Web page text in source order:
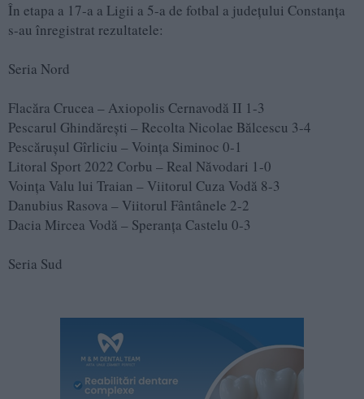
În etapa a 17-a a Ligii a 5-a de fotbal a județului Constanța
s-au înregistrat rezultatele:
Seria Nord
Flacăra Crucea – Axiopolis Cernavodă II 1-3
Pescarul Ghindărești – Recolta Nicolae Bălcescu 3-4
Pescărușul Gîrliciu – Voința Siminoc 0-1
Litoral Sport 2022 Corbu – Real Năvodari 1-0
Voința Valu lui Traian – Viitorul Cuza Vodă 8-3
Danubius Rasova – Viitorul Fântânele 2-2
Dacia Mircea Vodă – Speranța Castelu 0-3
Seria Sud